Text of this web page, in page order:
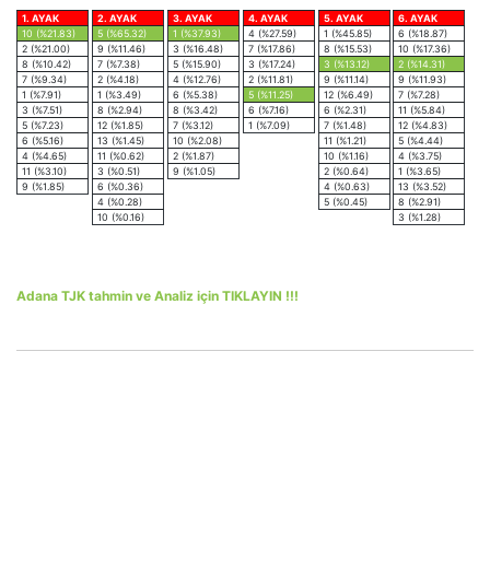
1. AYAK
10 (%21.83)
2 (%21.00)
8 (%10.42)
7 (%9.34)
1 (%7.91)
3 (%7.51)
5 (%7.23)
6 (%5.16)
4 (%4.65)
11 (%3.10)
9 (%1.85)
2. AYAK
5 (%65.32)
9 (%11.46)
7 (%7.38)
2 (%4.18)
1 (%3.49)
8 (%2.94)
12 (%1.85)
13 (%1.45)
11 (%0.62)
3 (%0.51)
6 (%0.36)
4 (%0.28)
10 (%0.16)
3. AYAK
1 (%37.93)
3 (%16.48)
5 (%15.90)
4 (%12.76)
6 (%5.38)
8 (%3.42)
7 (%3.12)
10 (%2.08)
2 (%1.87)
9 (%1.05)
4. AYAK
4 (%27.59)
7 (%17.86)
3 (%17.24)
2 (%11.81)
5 (%11.25)
6 (%7.16)
1 (%7.09)
5. AYAK
1 (%45.85)
8 (%15.53)
3 (%13.12)
9 (%11.14)
12 (%6.49)
6 (%2.31)
7 (%1.48)
11 (%1.21)
10 (%1.16)
2 (%0.64)
4 (%0.63)
5 (%0.45)
6. AYAK
6 (%18.87)
10 (%17.36)
2 (%14.31)
9 (%11.93)
7 (%7.28)
11 (%5.84)
12 (%4.83)
5 (%4.44)
4 (%3.75)
1 (%3.65)
13 (%3.52)
8 (%2.91)
3 (%1.28)
Adana TJK tahmin ve Analiz için TIKLAYIN !!!